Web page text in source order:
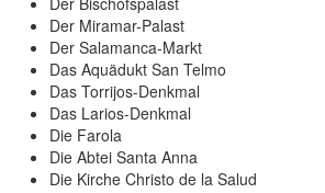
Der Miramar-Palast
Der Salamanca-Markt
Das Aquädukt San Telmo
Das Torrijos-Denkmal
Das Larios-Denkmal
Die Farola
Die Abtei Santa Anna
Die Kirche Christo de la Salud